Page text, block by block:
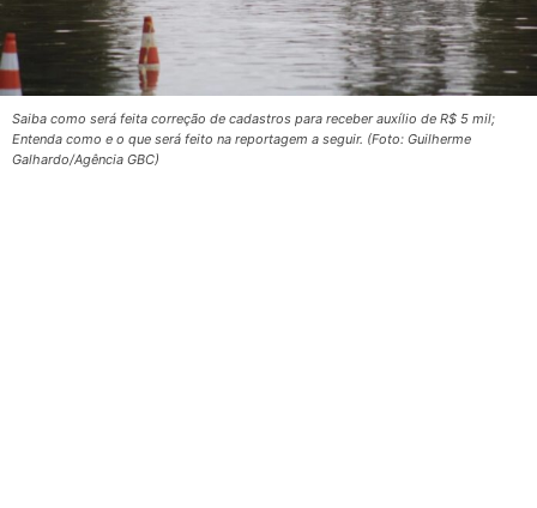
Saiba como será feita correção de cadastros para receber auxílio de R$ 5 mil;
Entenda como e o que será feito na reportagem a seguir. (Foto: Guilherme
Galhardo/Agência GBC)